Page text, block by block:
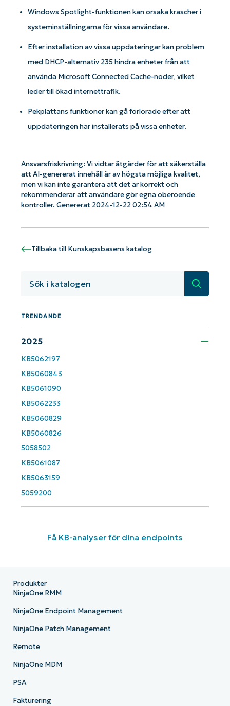
Windows Spotlight-funktionen kan orsaka krascher i
systeminställningarna för vissa användare.
Efter installation av vissa uppdateringar kan problem
med DHCP-alternativ 235 hindra enheter från att
använda Microsoft Connected Cache-noder, vilket
leder till ökad internettrafik.
Pekplattans funktioner kan gå förlorade efter att
uppdateringen har installerats på vissa enheter.
Ansvarsfriskrivning: Vi vidtar åtgärder för att säkerställa
att AI-genererat innehåll är av högsta möjliga kvalitet,
men vi kan inte garantera att det är korrekt och
rekommenderar att användare gör egna oberoende
kontroller. Genererat 2024-12-22 02:54 AM
Tillbaka till Kunskapsbasens katalog
Sök
TRENDANDE
2025
KB5062197
KB5060843
KB5061090
KB5062233
KB5060829
KB5060826
5058502
KB5061087
KB5063159
5059200
Få KB-analyser för dina endpoints
KB-analyser!
Business
email*
Phone
number*
Produkter
NinjaOne RMM
NinjaOne Endpoint Management
NinjaOne Patch Management
Remote
NinjaOne MDM
PSA
Fakturering